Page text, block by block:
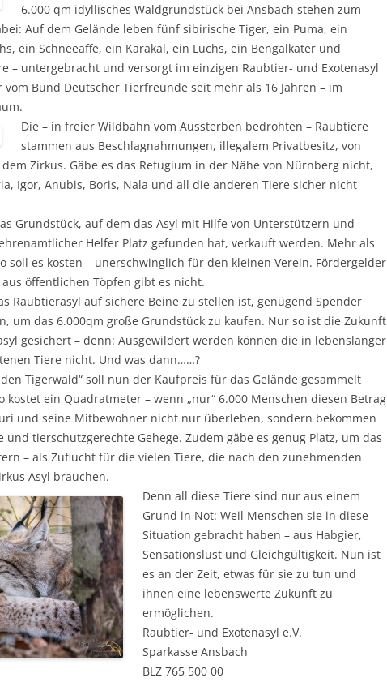
6.000 qm idyllisches Waldgrundstück bei Ansbach stehen zum
Auf dem Gelände leben fünf sibirische Tiger, ein Puma, ein
ein Schneeaffe, ein Karakal, ein Luchs, ein Bengalkater und
– untergebracht und versorgt im einzigen Raubtier- und Exotenasyl
Bund Deutscher Tierfreunde seit mehr als 16 Jahren – im
Die – in freier Wildbahn vom Aussterben bedrohten – Raubtiere
stammen aus Beschlagnahmungen, illegalem Privatbesitz, von
Zirkus. Gäbe es das Refugium in der Nähe von Nürnberg nicht,
Igor, Anubis, Boris, Nala und all die anderen Tiere sicher nicht
Grundstück, auf dem das Asyl mit Hilfe von Unterstützern und
Helfer Platz gefunden hat, verkauft werden. Mehr als
soll es kosten – unerschwinglich für den kleinen Verein. Fördergelder
öffentlichen Töpfen gibt es nicht.
Raubtierasyl auf sichere Beine zu stellen ist, genügend Spender
um das 6.000qm große Grundstück zu kaufen. Nur so ist die Zukunft
gesichert – denn: Ausgewildert werden können die in lebenslanger
Tiere nicht. Und was dann……?
Tigerwald“ soll nun der Kaufpreis für das Gelände gesammelt
kostet ein Quadratmeter – wenn „nur“ 6.000 Menschen diesen Betrag
und seine Mitbewohner nicht nur überleben, sondern bekommen
und tierschutzgerechte Gehege. Zudem gäbe es genug Platz, um das
– als Zuflucht für die vielen Tiere, die nach den zunehmenden
Asyl brauchen.
Denn all diese Tiere sind nur aus einem
Grund in Not: Weil Menschen sie in diese
Situation gebracht haben – aus Habgier,
Sensationslust und Gleichgültigkeit. Nun ist
es an der Zeit, etwas für sie zu tun und
ihnen eine lebenswerte Zukunft zu
ermöglichen.
Raubtier- und Exotenasyl e.V.
Sparkasse Ansbach
BLZ 765 500 00